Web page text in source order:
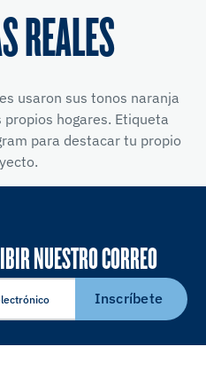
REALES
usaron sus tonos naranja
hogares. Etiqueta
para destacar tu propio
NUESTRO CORREO
Inscríbete